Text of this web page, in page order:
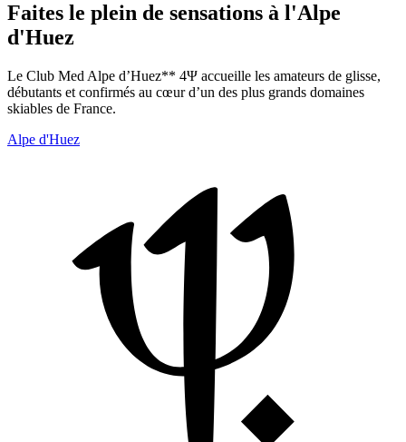
Faites le plein de sensations à l'Alpe
d'Huez
Le Club Med Alpe d’Huez** 4Ψ accueille les amateurs de glisse,
débutants et confirmés au cœur d’un des plus grands domaines
skiables de France.
Alpe d'Huez